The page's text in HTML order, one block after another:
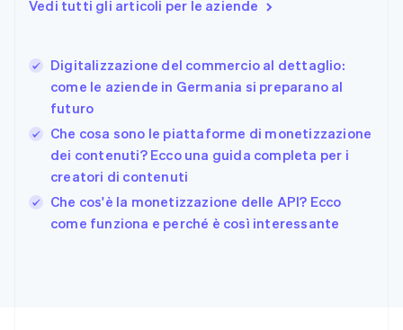
Vedi tutti gli articoli per le aziende
Digitalizzazione del commercio al dettaglio:
come le aziende in Germania si preparano al
futuro
Che cosa sono le piattaforme di monetizzazione
dei contenuti? Ecco una guida completa per i
creatori di contenuti
Che cos'è la monetizzazione delle API? Ecco
come funziona e perché è così interessante
English
Finlandia
EnglishSvenska
Francia
Germania
DeutschEnglish
Giappone
Gibilterra
English